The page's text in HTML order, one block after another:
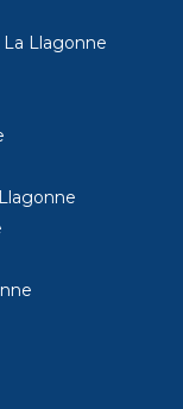
Llagonne